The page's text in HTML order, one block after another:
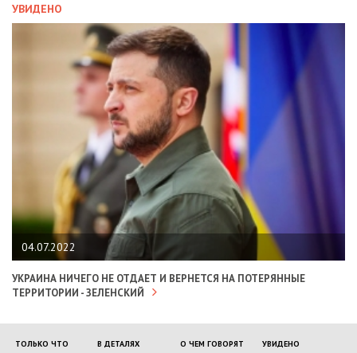
УВИДЕНО
04.07.2022
УКРАИНА НИЧЕГО НЕ ОТДАЕТ И ВЕРНЕТСЯ НА ПОТЕРЯННЫЕ
ТЕРРИТОРИИ - ЗЕЛЕНСКИЙ
ТОЛЬКО ЧТО В ДЕТАЛЯХ О ЧЕМ ГОВОРЯТ УВИДЕНО